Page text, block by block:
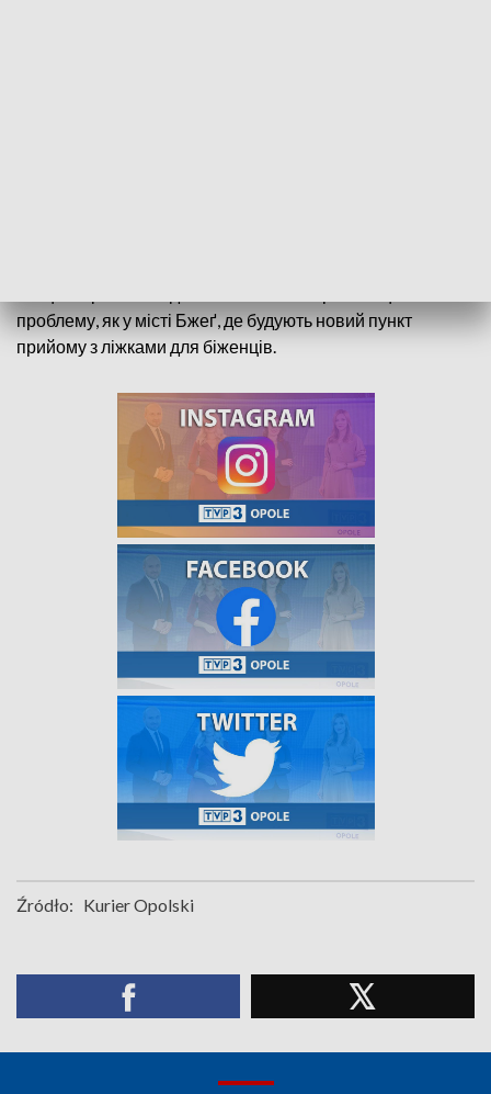
проблему, як у місті Бжеґ, де будують новий пункт
прийому з ліжками для біженців.
Źródło: Kurier Opolski